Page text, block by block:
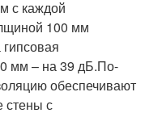
с каждой
100 мм
мм – на 39 дБ.По-
обеспечивают
стены с